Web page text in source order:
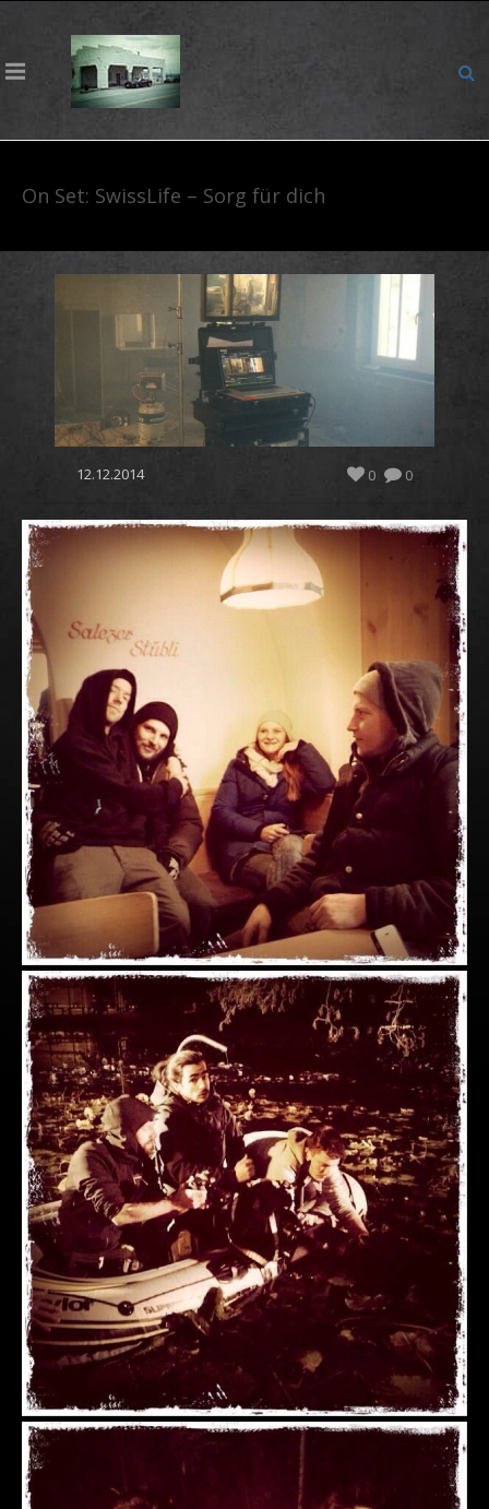
On Set: SwissLife – Sorg für dich
12.12.2014 0
0